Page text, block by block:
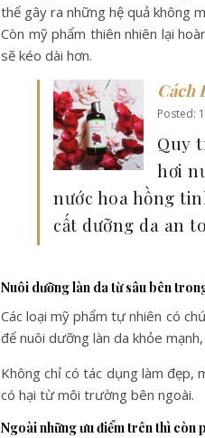
thể gây ra những hệ quả không
Còn mỹ phẩm thiên nhiên lại
sẽ kéo dài hơn.
Cách
Posted:
Quy
hơi
nước hoa hồng
cất dưỡng da an
Nuôi dưỡng làn da từ sâu bên
Các loại mỹ phẩm tự nhiên có
để nuôi dưỡng làn da khỏe
Không chỉ có tác dụng làm đẹp,
có hại từ môi trường bên ngoài.
Ngoài những ưu điểm trên thì còn